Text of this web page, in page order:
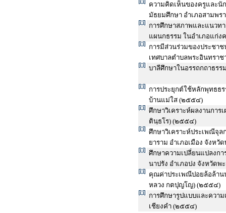
ความคิดเห็นของครูและนั
มัธยมศึกษา อำเภอสามพร
การศึกษาสภาพและแนวทา
แผนกธรรม ในอำเภอแก่ง
การมีส่วนร่วมของประชา
เทศบาลตำบลพระอินทรา
บาลีศึกษาในอรรถกถาธรร
การประยุกต์ใช้หลักพุทธธ
บ้านแม่ใส (๒๕๕๔)
ศึกษาวิเคราะห์ผลงานการ
ตินฺธโร) (๒๕๕๔)
ศึกษาวิเคราะห์ประเพณีจุ
ยาราม อำเภอเมือง จังหวั
ศึกษาความเปลี่ยนแปลงก
นาปรัง อำเภอปง จังหวัดพ
คุณค่าประเพณีปอยล้อล้าน
หลวง กตปุญโญ) (๒๕๕๔)
การศึกษารูปแบบและควา
เชียงคำ (๒๕๕๔)